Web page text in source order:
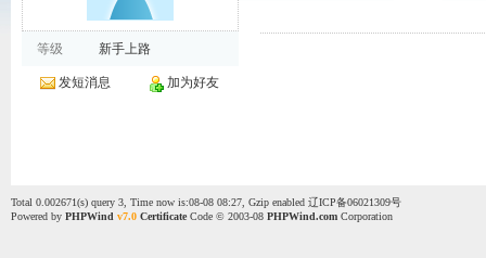
等级 新手上路
发短消息 加为好友
Total 0.002671(s) query 3, Time now is:08-08 08:27, Gzip enabled 辽ICP备06021309号
Powered by PHPWind v7.0 CertificateCode © 2003-08 PHPWind.comCorporation